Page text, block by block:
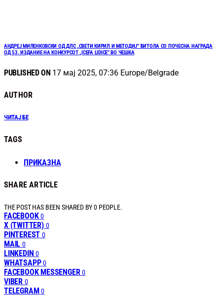
АНДРЕЈ МИЛЕНКОВСКИ ОД ДЛС „СВЕТИ КИРИЛ И МЕТОДИЈ” БИТОЛА СО ПОЧЕСНА НАГРАДА
ОД 53. ИЗДАНИЕ НА КОНКУРСОТ „ICEFA LIDICE” ВО ЧЕШКА
PUBLISHED ON 17 мај 2025, 07:36 Europe/Belgrade
AUTHOR
ЧИТАЈ БЕ
TAGS
ПРИКАЗНА
SHARE ARTICLE
THE POST HAS BEEN SHARED BY0 PEOPLE.
FACEBOOK 0
X (TWITTER) 0
PINTEREST 0
MAIL 0
LINKEDIN 0
WHATSAPP 0
FACEBOOK MESSENGER 0
VIBER 0
TELEGRAM 0